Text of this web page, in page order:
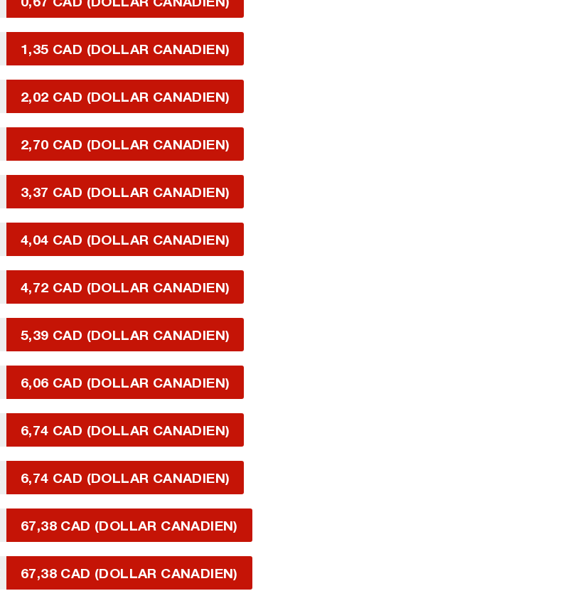
1,35 CAD (DOLLAR CANADIEN)
2,02 CAD (DOLLAR CANADIEN)
2,70 CAD (DOLLAR CANADIEN)
3,37 CAD (DOLLAR CANADIEN)
4,04 CAD (DOLLAR CANADIEN)
4,72 CAD (DOLLAR CANADIEN)
5,39 CAD (DOLLAR CANADIEN)
6,06 CAD (DOLLAR CANADIEN)
6,74 CAD (DOLLAR CANADIEN)
6,74 CAD (DOLLAR CANADIEN)
67,38 CAD (DOLLAR CANADIEN)
67,38 CAD (DOLLAR CANADIEN)